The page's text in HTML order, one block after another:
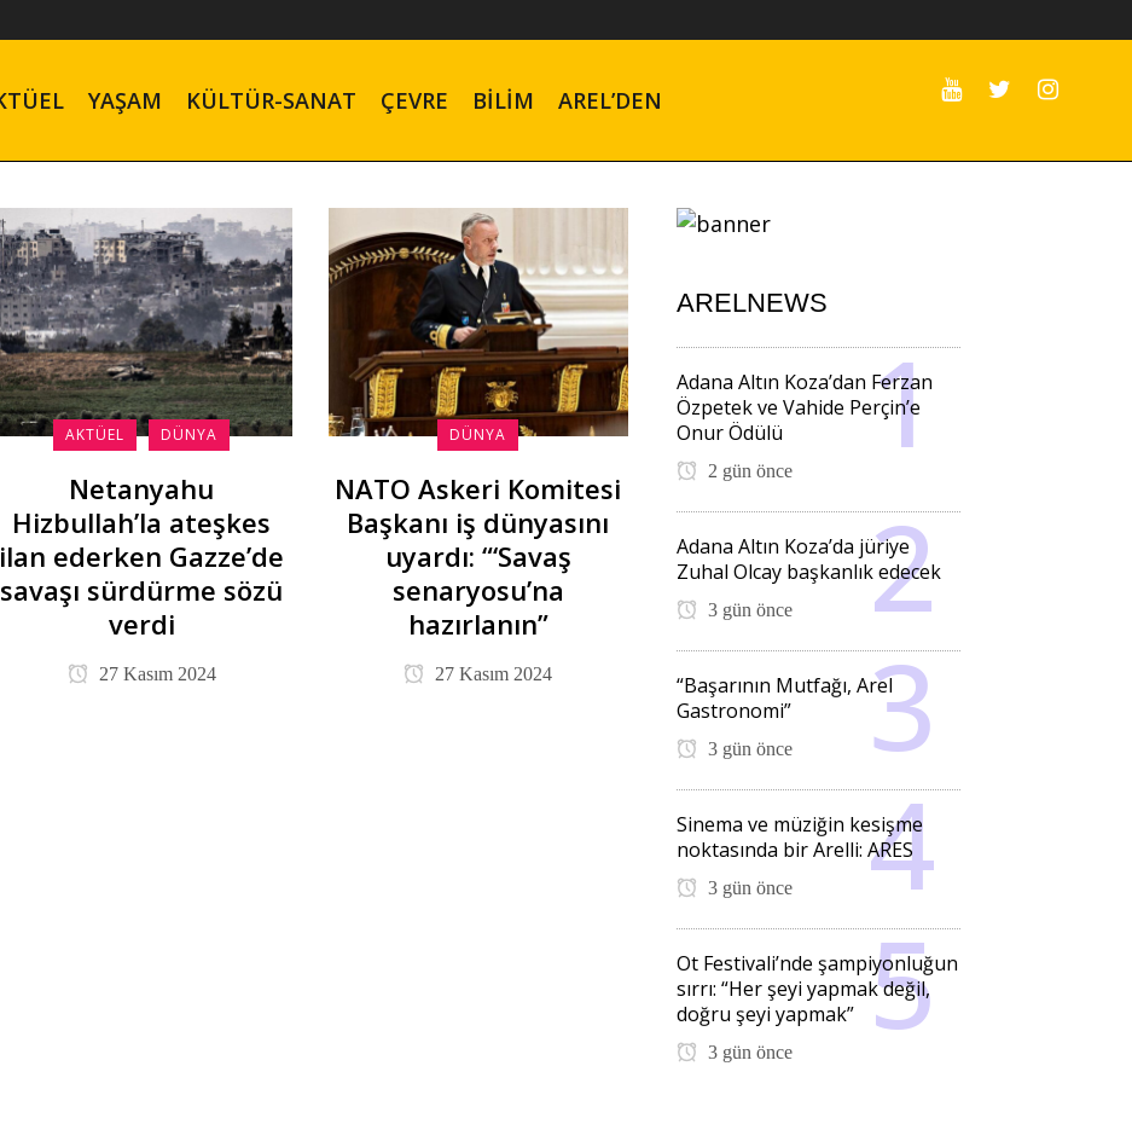
YAŞAM KÜLTÜR-SANAT ÇEVRE BILIM AREL’DEN
AKTÜEL DÜNYA
Netanyahu
Hizbullah’la ateşkes
ilan ederken Gazze’de
savaşı sürdürme sözü
verdi
27 Kasım 2024
DÜNYA
NATO Askeri Komitesi
Başkanı iş dünyasını
uyardı: “‘Savaş
senaryosu’na
hazırlanın”
27 Kasım 2024
ARELNEWS
Adana Altın Koza’dan Ferzan
Özpetek ve Vahide Perçin’e
Onur Ödülü
2 gün önce
Adana Altın Koza’da jüriye
Zuhal Olcay başkanlık edecek
3 gün önce
“Başarının Mutfağı, Arel
Gastronomi”
3 gün önce
Sinema ve müziğin kesişme
noktasında bir Arelli: ARES
3 gün önce
Ot Festivali’nde şampiyonluğun
sırrı: “Her şeyi yapmak değil,
doğru şeyi yapmak”
3 gün önce